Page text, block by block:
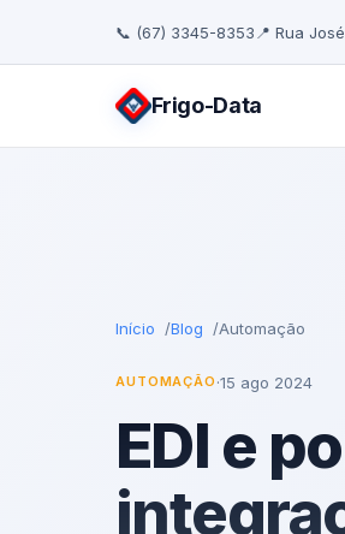
📞 (67) 3345-8353 📍 Rua
Frigo-Data
Início Blog Automação
AUTOMAÇÃO ·15 ago 2024
EDI e